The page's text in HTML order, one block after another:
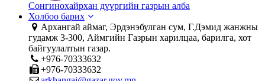
Сонгинохайрхан дүүргийн газрын алба
Холбоо барих
Архангай аймаг, Эрдэнэбулган сум, Г.Дэмид жанжны
гудамж 3-300, Аймгийн Газрын харилцаа, барилга, хот
байгуулалтын газар.
+976-70333632
+976-70333632